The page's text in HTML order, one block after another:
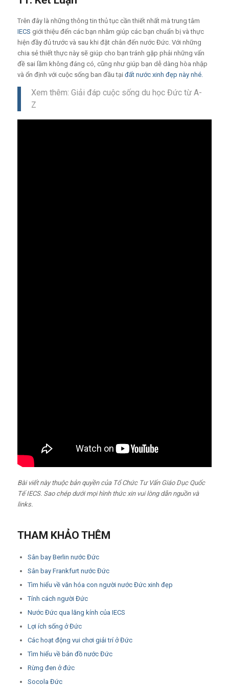
Trên đây là những thông tin thủ tục cần thiết nhất mà trung tâm
IECS giới thiệu đến các bạn nhằm giúp các bạn chuẩn bị và thực
hiện đầy đủ trước và sau khi đặt chân đến nước Đức. Với những
chia sẻ thiết thực này sẽ giúp cho bạn tránh gặp phải những vấn
đề sai lầm không đáng có, cũng như giúp bạn dễ dàng hòa nhập
và ổn định với cuộc sống ban đầu tại đất nước xinh đẹp này nhé.
Xem thêm: Giải đáp cuộc sống du học Đức từ A-
Z
Bài viết này thuộc bản quyền của Tổ Chức Tư Vấn Giáo Dục Quốc
Tế IECS. Sao chép dưới mọi hình thức xin vui lòng dẫn nguồn và
links.
THAM KHẢO THÊM
Sân bay Berlin nước Đức
Sân bay Frankfurt nước Đức
Tìm hiểu về văn hóa con người nước Đức xinh đẹp
Tính cách người Đức
Nước Đức qua lăng kính của IECS
Lợi ích sống ở Đức
Các hoạt động vui chơi giải trí ở Đức
Tìm hiểu về bản đồ nước Đức
Rừng đen ở đức
Socola Đức